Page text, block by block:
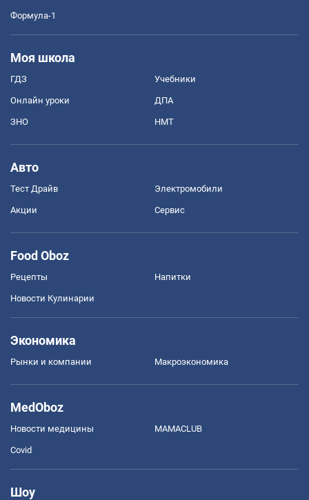
Формула-1
Моя школа
ГДЗ Учебники
Онлайн уроки ДПА
ЗНО НМТ
Авто
Тест Драйв Электромобили
Акции Сервис
Food Oboz
Рецепты Напитки
Новости Кулинарии
Экономика
Рынки и компании Mакроэкономика
MedOboz
Новости медицины MAMACLUB
Covid
Шоу